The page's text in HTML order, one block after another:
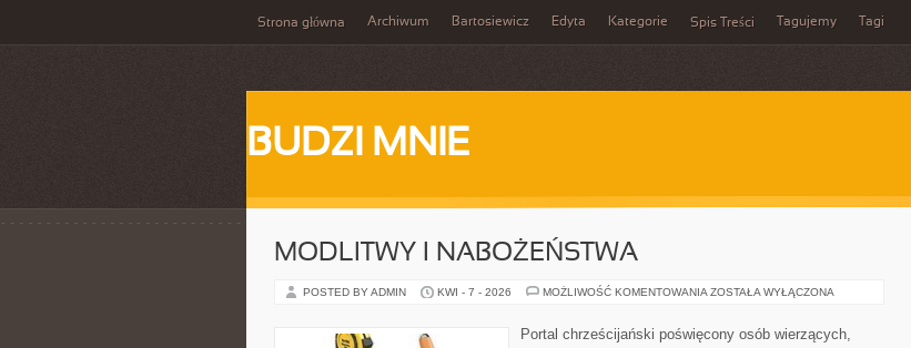
Strona główna Archiwum Bartosiewicz Edyta Kategorie Spis Treści Tagujemy Tagi
BUDZI MNIE
MODLITWY I NABOŻEŃSTWA
POSTED BY ADMIN KWI - 7 - 2026 MOŻLIWOŚĆ KOMENTOWANIA MODLITWY
ZOSTAŁA WYŁĄCZONA
Portal chrześcijański poświęcony osób wierzących,